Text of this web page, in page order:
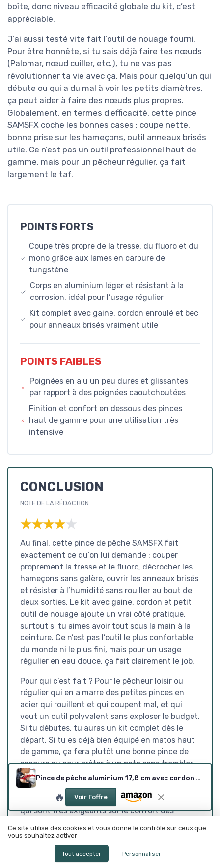
boîte, donc niveau efficacité globale du kit, c’est
appréciable.
J’ai aussi testé vite fait l’outil de nouage fourni.
Pour être honnête, si tu sais déjà faire tes nœuds
(Palomar, nœud cuiller, etc.), tu ne vas pas
révolutionner ta vie avec ça. Mais pour quelqu’un qui
débute ou qui a du mal à voir les petits diamètres,
ça peut aider à faire des nœuds plus propres.
Globalement, en termes d’efficacité, cette pince
SAMSFX coche les bonnes cases : coupe nette,
bonne prise sur les hameçons, outil anneaux brisés
utile. Ce n’est pas un outil professionnel haut de
gamme, mais pour un pêcheur régulier, ça fait
largement le taf.
POINTS FORTS
Coupe très propre de la tresse, du fluoro et du
mono grâce aux lames en carbure de
tungstène
Corps en aluminium léger et résistant à la
corrosion, idéal pour l’usage régulier
Kit complet avec gaine, cordon enroulé et bec
pour anneaux brisés vraiment utile
POINTS FAIBLES
Poignées en alu un peu dures et glissantes
par rapport à des poignées caoutchoutées
Finition et confort en dessous des pinces
haut de gamme pour une utilisation très
intensive
CONCLUSION
NOTE DE LA RÉDACTION
★★★★★
★★★★★
Au final, cette pince de pêche SAMSFX fait
exactement ce qu’on lui demande : couper
proprement la tresse et le fluoro, décrocher les
hameçons sans galère, ouvrir les anneaux brisés
et résister à l’humidité sans rouiller au bout de
deux sorties. Le kit avec gaine, cordon et petit
outil de nouage ajoute un vrai côté pratique,
surtout si tu aimes avoir tout sous la main à la
ceinture. Ce n’est pas l’outil le plus confortable
du monde ni le plus fini, mais pour un usage
régulier en eau douce, ça fait clairement le job.
Pour qui c’est fait ? Pour le pêcheur loisir ou
régulier qui en a marre des petites pinces en
acier qui rouillent et qui coupent mal, et qui
veut un outil polyvalent sans exploser le budget.
Si tu débutes, tu auras un kit complet dès le
départ. Si tu es déjà bien équipé en matos haut
de gamme, ça fera plutôt une bonne pince de
secours ou pour prêter à un pote sans trembler.
Qui devrait passer son chemin ? Ceux qui
pêchent intensivement en mer et qui veulent
du matos ultra robuste très long terme, ou ceux
qui sont très exigeants sur le confort des
bon rapport qualité-prix
, qui ne cherche pas à
Pince de pêche aluminium 17,8 cm avec cordon rétractable
🔥 Voir l'offre
Ce site utilise des cookies et vous donne le contrôle sur ceux que
vous souhaitez activer
Tout accepter Personnaliser